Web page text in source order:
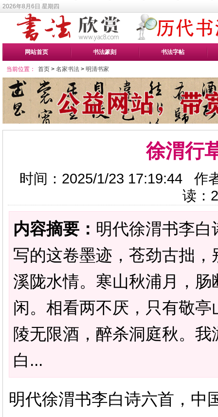
2026年8月6日 星期四
网站首页 书法篆刻 书法字帖
当前位置： 首页 > 名家书法 > 明清书家
徐渭行
时间：2025/1/23 17:19:44
读：
内容摘要： 明代徐渭书李
写的这卷墨迹，苍劲古拙
溪陇水情。寒山秋浦月，
闲。相看两不厌，只有敬
陵无限酒，醉杀洞庭秋。
白...
明代徐渭书李白诗六首，中